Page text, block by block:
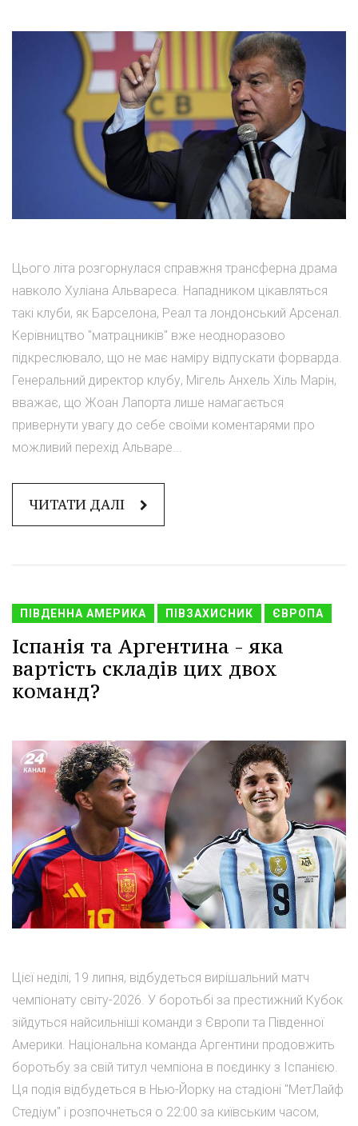
Цього літа розгорнулася справжня трансферна драма
навколо Хуліана Альвареса. Нападником цікавляться
такі клуби, як Барселона, Реал та лондонський Арсенал.
Керівництво "матрацників" вже неодноразово
підкреслювало, що не має наміру відпускати форварда.
Генеральний директор клубу, Мігель Анхель Хіль Марін,
вважає, що Жоан Лапорта лише намагається
привернути увагу до себе своїми коментарями про
можливий перехід Альваре...
ЧИТАТИ ДАЛІ
ПІВДЕННА АМЕРИКА ПІВЗАХИСНИК ЄВРОПА
Іспанія та Аргентина - яка
вартість складів цих двох
команд?
Цієї неділі, 19 липня, відбудеться вирішальний матч
чемпіонату світу-2026. У боротьбі за престижний Кубок
зійдуться найсильніші команди з Європи та Південної
Америки. Національна команда Аргентини продовжить
боротьбу за свій титул чемпіона в поєдинку з Іспанією.
Ця подія відбудеться в Нью-Йорку на стадіоні "МетЛайф
Стедіум" і розпочнеться о 22:00 за київським часом,